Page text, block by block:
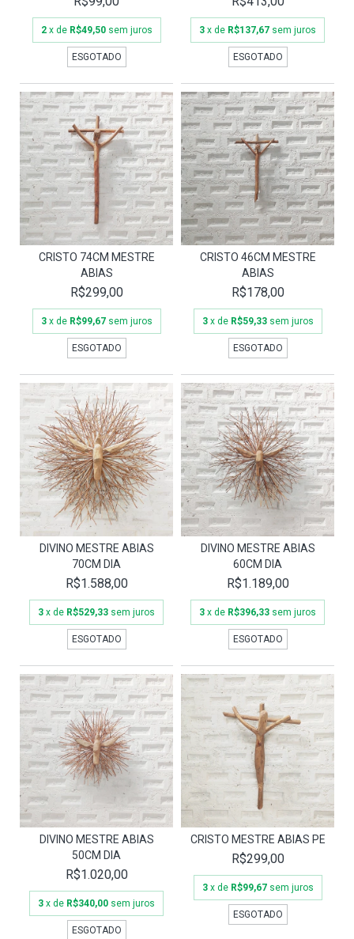
2 x de R$49,50 sem juros
ESGOTADO
3 x de R$137,67 sem juros
ESGOTADO
CRISTO 74CM MESTRE
ABIAS
R$299,00
3 x de R$99,67 sem juros
ESGOTADO
CRISTO 46CM MESTRE
ABIAS
R$178,00
3 x de R$59,33 sem juros
ESGOTADO
DIVINO MESTRE ABIAS
70CM DIA
R$1.588,00
3 x de R$529,33 sem juros
ESGOTADO
DIVINO MESTRE ABIAS
60CM DIA
R$1.189,00
3 x de R$396,33 sem juros
ESGOTADO
DIVINO MESTRE ABIAS
50CM DIA
R$1.020,00
3 x de R$340,00 sem juros
ESGOTADO
CRISTO MESTRE ABIAS PE
R$299,00
3 x de R$99,67 sem juros
ESGOTADO